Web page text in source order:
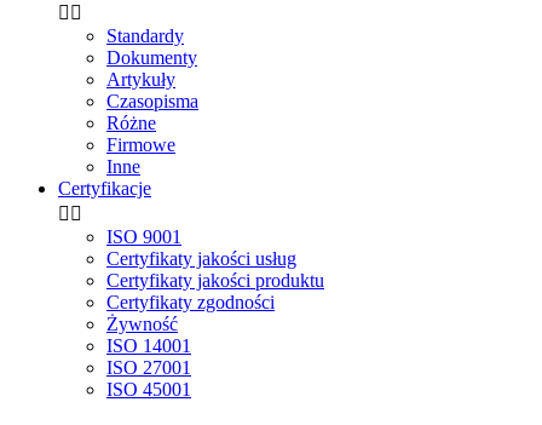
 
Standardy
Dokumenty
Artykuły
Czasopisma
Różne
Firmowe
Inne
Certyfikacje
 
ISO 9001
Certyfikaty jakości usług
Certyfikaty jakości produktu
Certyfikaty zgodności
Żywność
ISO 14001
ISO 27001
ISO 45001